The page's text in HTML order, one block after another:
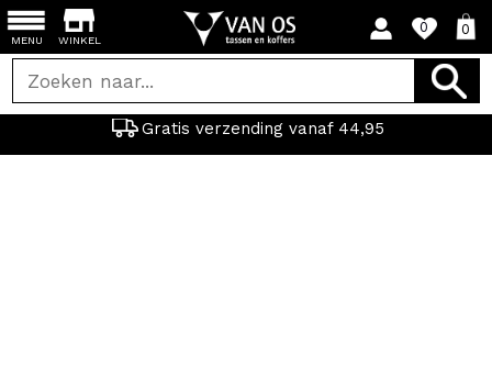
WINKEL
0 0
Gratis verzending vanaf 44,95
MENU